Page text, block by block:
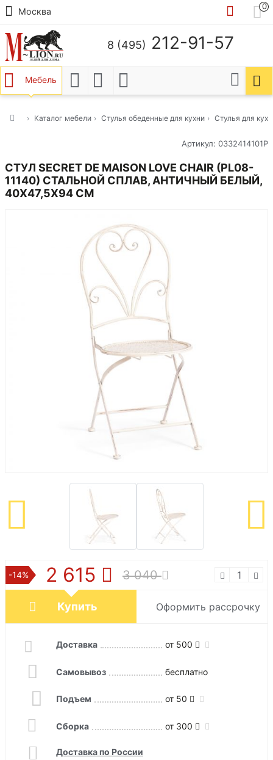
Москва
0
8 (495) 212-91-57
Мебель
Каталог мебели Стулья обеденные для кухни Стулья для
Артикул: 0332414101Р
СТУЛ SECRET DE MAISON LOVE CHAIR (PL08-
11140) СТАЛЬНОЙ СПЛАВ, АНТИЧНЫЙ БЕЛЫЙ,
40Х47,5Х94 СМ
-14% 2 615 3 040
Купить Оформить рассрочку
Доставка от 500
Самовывоз бесплатно
Подъем от 50
Сборка от 300
Доставка по России